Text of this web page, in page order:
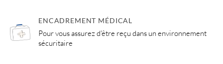
ENCADREMENT MÉDICAL
Pour vous assurez d'être reçu dans un environnement
sécuritaire